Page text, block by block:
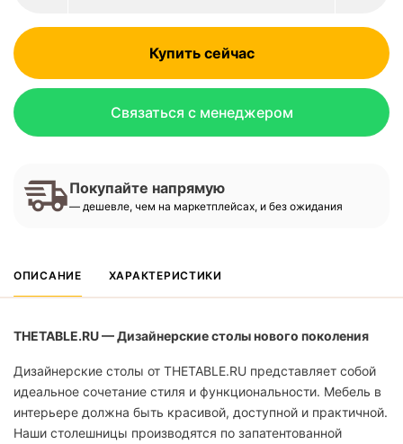
Купить сейчас
Связаться с менеджером
Покупайте напрямую
— дешевле, чем на маркетплейсах, и без ожидания
ОПИСАНИЕ ХАРАКТЕРИСТИКИ
THETABLE.RU — Дизайнерские столы нового поколения
Дизайнерские столы от THETABLE.RU представляет собой
идеальное сочетание стиля и функциональности. Мебель в
интерьере должна быть красивой, доступной и практичной.
Наши столешницы производятся по запатентованной